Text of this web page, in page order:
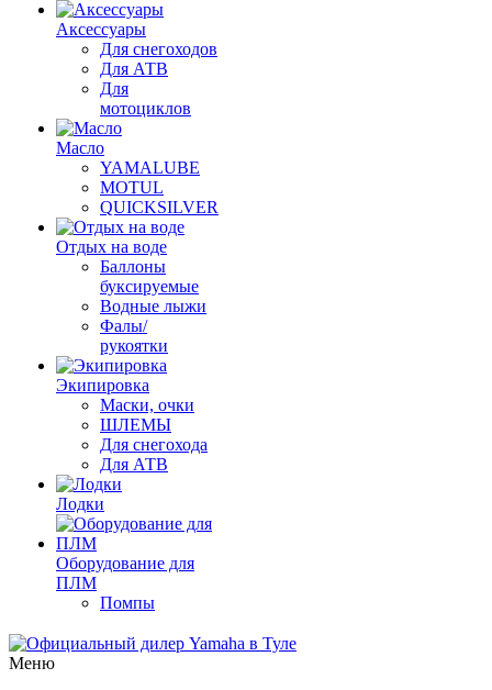
Аксессуары
Для снегоходов
Для АТВ
Для
мотоциклов
Масло
YAMALUBE
MOTUL
QUICKSILVER
Отдых на воде
Баллоны
буксируемые
Водные лыжи
Фалы/
рукоятки
Экипировка
Маски, очки
ШЛЕМЫ
Для снегохода
Для АТВ
Лодки
Оборудование для
ПЛМ
Помпы
Меню